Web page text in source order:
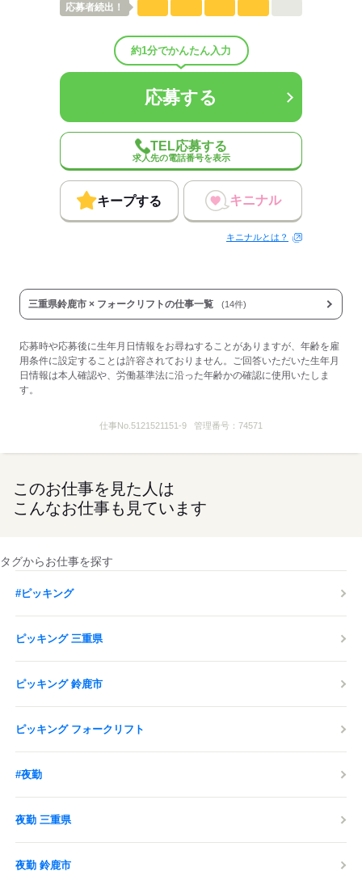
男女比（男8：女2）
従業員数1～29人
応募する
応募者続出！
約1分でかんたん入力
応募する
TEL応募する
求人先の電話番号を表示
キープする キニナル
キニナルとは？
三重県鈴鹿市 × フォークリフトの仕事一覧 (14件)
応募時や応募後に生年月日情報をお尋ねすることがありますが、年齢を雇
用条件に設定することは許容されておりません。ご回答いただいた生年月
日情報は本人確認や、労働基準法に沿った年齢かの確認に使用いたしま
す。
仕事No. 5121521151-9 管理番号：74571
このお仕事を見た人は
こんなお仕事も見ています
タグからお仕事を探す
#ピッキング
ピッキング 三重県
ピッキング 鈴鹿市
ピッキング フォークリフト
#夜勤
夜勤 三重県
夜勤 鈴鹿市